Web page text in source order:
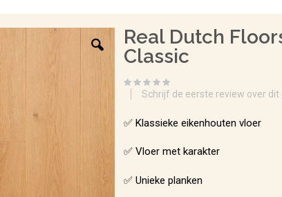
Real Dutch
Classic
Schrijf de eerste review over dit
✅ Klassieke eikenhouten vloer
✅ Vloer met karakter
✅ Unieke planken